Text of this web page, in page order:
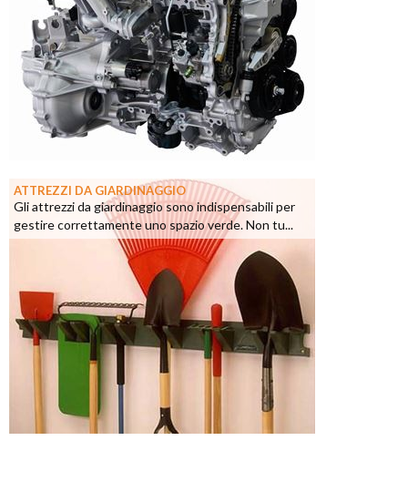
ATTREZZI DA GIARDINAGGIO
Gli attrezzi da giardinaggio sono indispensabili per
gestire correttamente uno spazio verde. Non tu...